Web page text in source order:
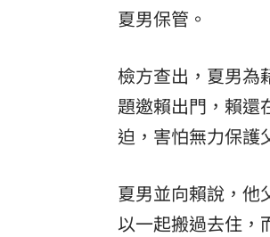
夏男保管。
檢方查出，夏男為
題邀賴出門，賴還
迫，害怕無力保護
夏男並向賴說，他
以一起搬過去住，